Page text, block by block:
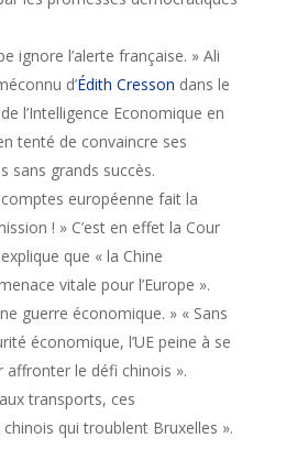
ignore l’alerte française. » Ali
d’Édith Cresson dans le
l’Intelligence Economique en
tenté de convaincre ses
sans grands succès.
européenne fait la
! » C’est en effet la Cour
que « la Chine
vitale pour l’Europe ».
guerre économique. » « Sans
économique, l’UE peine à se
le défi chinois ».
transports, ces
qui troublent Bruxelles ».